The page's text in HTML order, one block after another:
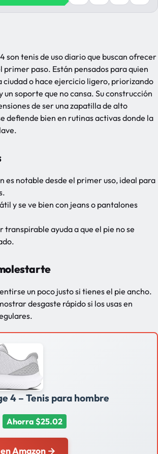
son tenis de uso diario que buscan ofrecer
primer paso. Están pensados para quien
ciudad o hace ejercicio ligero, priorizando
un soporte que no cansa. Su construcción
de ser una zapatilla de alto
defiende bien en rutinas activas donde la
es notable desde el primer uso, ideal para
y se ve bien con jeans o pantalones
transpirable ayuda a que el pie no se
un poco justo si tienes el pie ancho.
desgaste rápido si los usas en
4 – Tenis para hombre
Ahorra $25.02
Amazon →